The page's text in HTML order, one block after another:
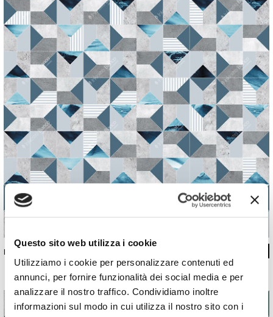
Questo sito web utilizza i cookie
Utilizziamo i cookie per personalizzare contenuti ed
annunci, per fornire funzionalità dei social media e per
analizzare il nostro traffico. Condividiamo inoltre
informazioni sul modo in cui utilizza il nostro sito con i
INKIJLR1801